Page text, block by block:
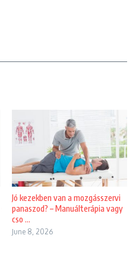
Jó kezekben van a mozgásszervi
panaszod? – Manuálterápia vagy
cso ...
June 8, 2026